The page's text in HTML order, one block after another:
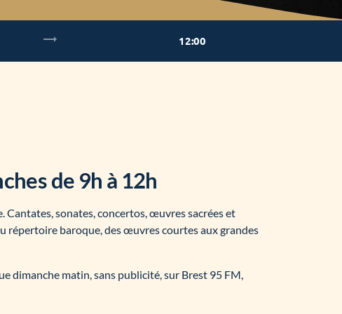
trending_flat 12:00
de 9h à 12h
Cantates, sonates, concertos, œuvres sacrées et
répertoire baroque, des œuvres courtes aux grandes
dimanche matin, sans publicité, sur Brest 95 FM,